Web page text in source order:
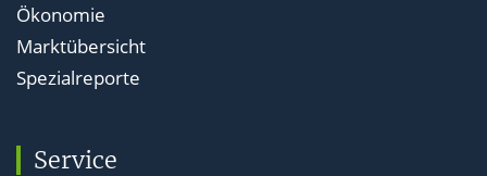
Ökonomie
Marktübersicht
Spezialreporte
Service